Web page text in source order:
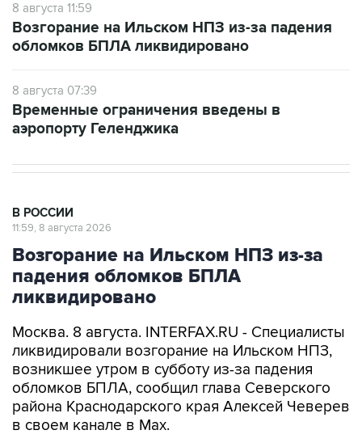
8 августа 11:59
Возгорание на Ильском НПЗ из-за падения
обломков БПЛА ликвидировано
8 августа 07:39
Временные ограничения введены в
аэропорту Геленджика
В РОССИИ
11:59, 8 августа 2026
Возгорание на Ильском НПЗ из-за
падения обломков БПЛА
ликвидировано
Москва. 8 августа. INTERFAX.RU - Специалисты
ликвидировали возгорание на Ильском НПЗ,
возникшее утром в субботу из-за падения
обломков БПЛА, сообщил глава Северского
района Краснодарского края Алексей Чеверев
в своем канале в Max.